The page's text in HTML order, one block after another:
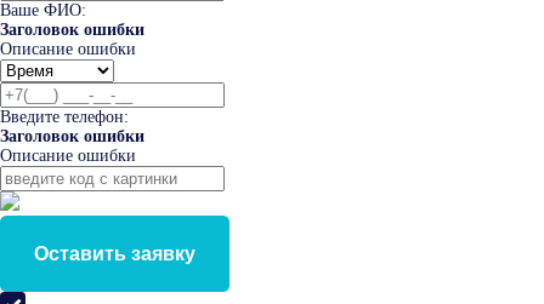
Ваше ФИО:
Заголовок ошибки
Описание ошибки
Введите телефон:
Заголовок ошибки
Описание ошибки
Оставить заявку